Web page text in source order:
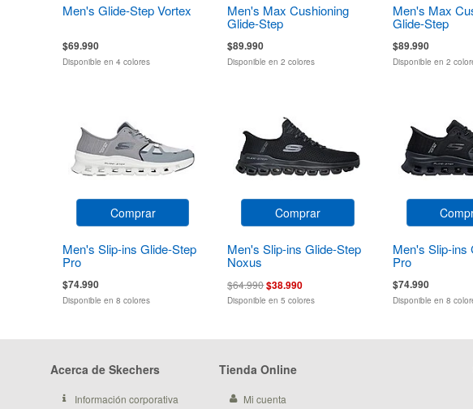
Men's Glide-Step Vortex
$69.990
Disponible en 4 colores
Men's Max Cushioning
Glide-Step
$89.990
Disponible en 2 colores
Men's Max
Glide-Step
$89.990
Disponible en 2
Comprar
Men's Slip-ins Glide-Step
Pro
$74.990
Disponible en 8 colores
Comprar
Men's Slip-ins Glide-Step
Noxus
$64.990$38.990
Disponible en 5 colores
Men's Slip-ins
Pro
$74.990
Disponible en 8
Acerca de Skechers
Información corporativa
Tienda Online
Mi cuenta